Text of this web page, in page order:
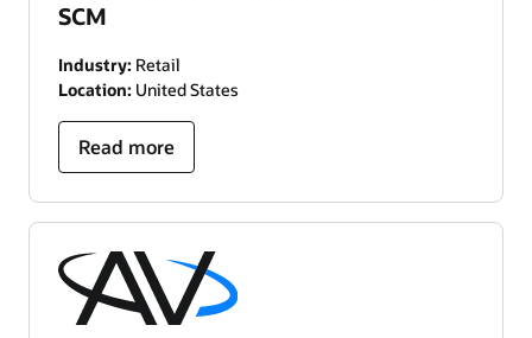
SCM
Industry: Retail
Location: United States
Read more